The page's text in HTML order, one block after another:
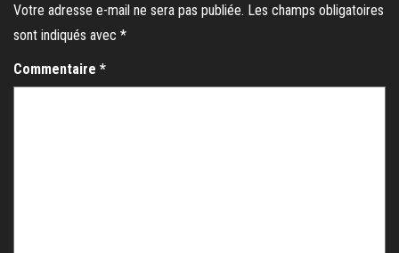
Votre adresse e-mail ne sera pas publiée. Les champs obligatoires
sont indiqués avec *
Commentaire *